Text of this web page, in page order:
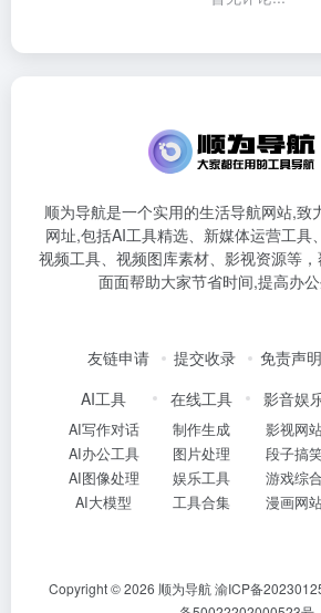
顺为导航是一个实用的生活导航网站,致
网址,包括AI工具精选、新媒体运营工具
视频工具、视频图库素材、影视资源等
面面帮助大家节省时间,提高办公
友链申请 提交收录 免责声明
AI工具
AI写作对话
AI办公工具
AI图像处理
AI大模型
在线工具
制作生成
图片处理
娱乐工具
工具合集
影音娱
影视网
段子搞
游戏综合
漫画网
Copyright © 2026 顺为导航渝ICP备